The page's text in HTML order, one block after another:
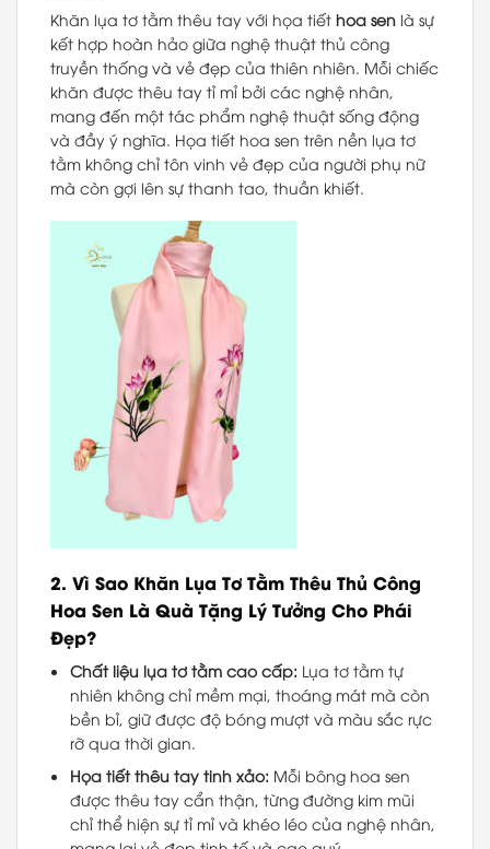
Khăn lụa tơ tằm thêu tay với họa tiết hoa sen là sự
kết hợp hoàn hảo giữa nghệ thuật thủ công
truyền thống và vẻ đẹp của thiên nhiên. Mỗi chiếc
khăn được thêu tay tỉ mỉ bởi các nghệ nhân,
mang đến một tác phẩm nghệ thuật sống động
và đầy ý nghĩa. Họa tiết hoa sen trên nền lụa tơ
tằm không chỉ tôn vinh vẻ đẹp của người phụ nữ
mà còn gợi lên sự thanh tao, thuần khiết.
2. Vì Sao Khăn Lụa Tơ Tằm Thêu Thủ Công
Hoa Sen Là Quà Tặng Lý Tưởng Cho Phái
Đẹp?
Chất liệu lụa tơ tằm cao cấp: Lụa tơ tằm tự
nhiên không chỉ mềm mại, thoáng mát mà còn
bền bỉ, giữ được độ bóng mượt và màu sắc rực
rỡ qua thời gian.
Họa tiết thêu tay tinh xảo: Mỗi bông hoa sen
được thêu tay cẩn thận, từng đường kim mũi
chỉ thể hiện sự tỉ mỉ và khéo léo của nghệ nhân,